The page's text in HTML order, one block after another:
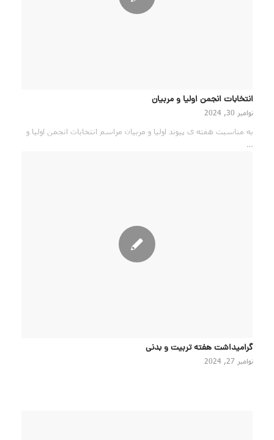
انتخابات انجمن اولیا و مربیان
نوامبر 30, 2024
به مناسبت هفته ی پیوند اولیا و مربیان مراسم انتخابات انجمن اولیا و
…
گرامیداشت هفته تربیت و بدنی
نوامبر 27, 2024